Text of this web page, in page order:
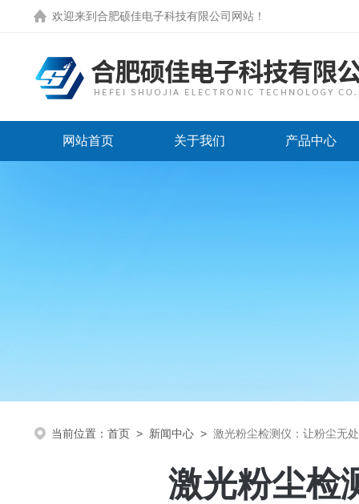
欢迎来到 合肥硕佳电子科技有限公司网站 ！
网站首页 关于我们 产品中心
当前位置： 首页 > 新闻中心 > 激光粉尘检测仪：让粉尘无
激光粉尘检